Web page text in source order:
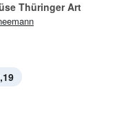
Thüringer Art